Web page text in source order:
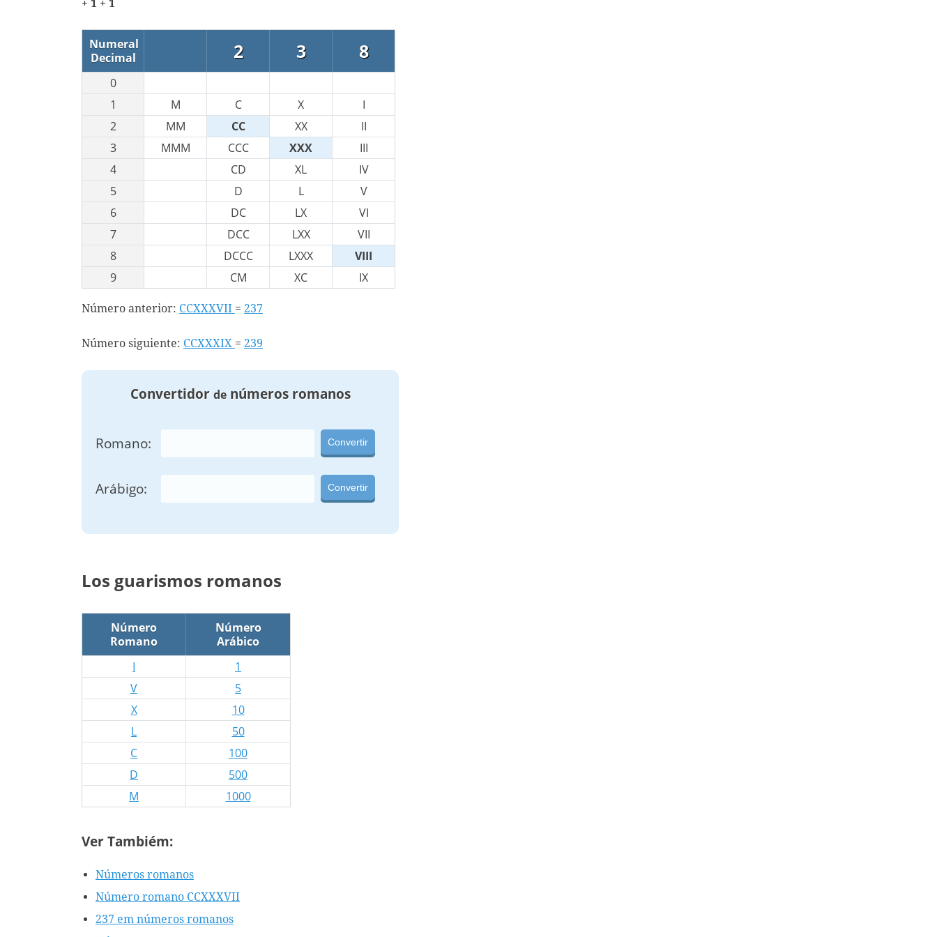
+ 1 + 1
Numeral
Decimal
2 3 8
0
1
M C X
I
2
MM CC XX
II
3
MMM CCC XXX
III
4
CD XL
IV
5
D L
V
6
DC LX
VI
7
DCC LXX
VII
8
DCCC LXXX
VIII
9
CM XC IX
Número anterior: CCXXXVII = 237
Número siguiente: CCXXXIX = 239
Convertidor denúmeros romanos
Romano: Convertir
Arábigo: Convertir
Los guarismos romanos
Número
Romano
Número
Arábico
I
1
V
5
X
10
L
50
C
100
D
500
M
1000
Ver Tambiém:
Números romanos
Número romano CCXXXVII
237 em números romanos